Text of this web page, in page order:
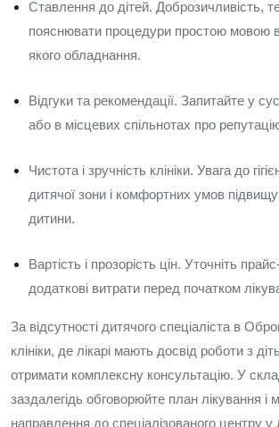
Ставлення до дітей. Доброзичливість,
пояснювати процедури простою мовою
якого обладнання.
Відгуки та рекомендації. Запитайте у
або в місцевих спільнотах про репутацію
Чистота і зручність клініки. Увага до
дитячої зони і комфортних умов
дитини.
Вартість і прозорість цін. Уточніть
додаткові витрати перед початком
За відсутності дитячого спеціаліста в
клініки, де лікарі мають досвід роботи з
отримати комплексну консультацію. У
заздалегідь обговорюйте план лікування і
направлення до спеціалізованого центру у